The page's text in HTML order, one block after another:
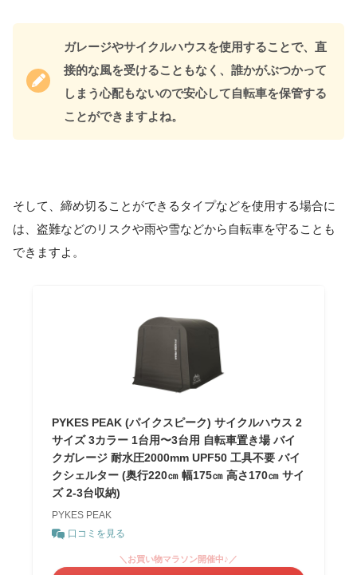
ガレージやサイクルハウスを使用することで、直
接的な風を受けることもなく、誰かがぶつかって
しまう心配もないので安心して自転車を保管する
ことができますよね。
そして、締め切ることができるタイプなどを使用する場合に
は、盗難などのリスクや雨や雪などから自転車を守ることも
できますよ。
PYKES PEAK (パイクスピーク) サイクルハウス 2
サイズ 3カラー 1台用〜3台用 自転車置き場 バイ
クガレージ 耐水圧2000mm UPF50 工具不要 バイ
クシェルター (奥行220㎝ 幅175㎝ 高さ170㎝ サイ
ズ 2-3台収納)
PYKES PEAK
口コミを見る
＼お買い物マラソン開催中♪／